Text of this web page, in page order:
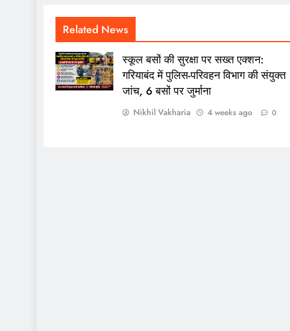
Related News
स्कूल बसों की सुरक्षा पर सख्त एक्शन:
गरियाबंद में पुलिस-परिवहन विभाग की संयुक्त
जांच, 6 बसों पर जुर्माना
Nikhil Vakharia 4 weeks ago 0